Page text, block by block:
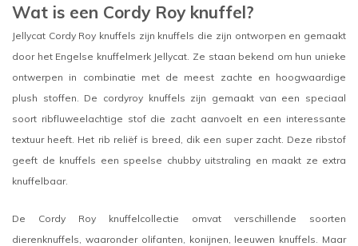
Wat is een Cordy Roy knuffel?
Jellycat Cordy Roy knuffels zijn knuffels die zijn ontworpen en gemaakt
door het Engelse knuffelmerk Jellycat. Ze staan bekend om hun unieke
ontwerpen in combinatie met de meest zachte en hoogwaardige
plush stoffen. De cordyroy knuffels zijn gemaakt van een speciaal
soort ribfluweelachtige stof die zacht aanvoelt en een interessante
textuur heeft. Het rib reliëf is breed, dik een super zacht. Deze ribstof
geeft de knuffels een speelse chubby uitstraling en maakt ze extra
knuffelbaar.
De Cordy Roy knuffelcollectie omvat verschillende soorten
dierenknuffels, waaronder olifanten, konijnen, leeuwen knuffels. Maar